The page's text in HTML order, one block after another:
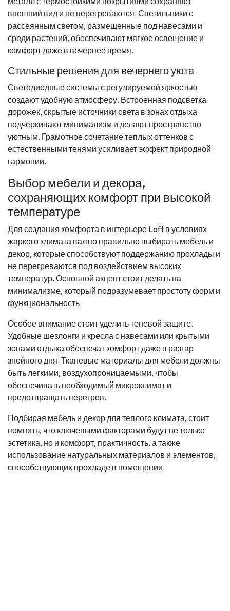
внешний вид и не перегреваются. Светильники с
рассеянным светом, размещенные под навесами и
среди растений, обеспечивают мягкое освещение и
комфорт даже в вечернее время.
Стильные решения для вечернего уюта
Светодиодные системы с регулируемой яркостью
создают удобную атмосферу. Встроенная подсветка
дорожек, скрытые источники света в зонах отдыха
подчеркивают минимализм и делают пространство
уютным. Грамотное сочетание теплых оттенков с
естественными тенями усиливает эффект природной
гармонии.
Выбор мебели и декора,
сохраняющих комфорт при высокой
температуре
Для создания комфорта в интерьере Loft в условиях
жаркого климата важно правильно выбирать мебель и
декор, которые способствуют поддержанию прохлады и
не перегреваются под воздействием высоких
температур. Основной акцент стоит делать на
минимализме, который подразумевает простоту форм и
функциональность.
Особое внимание стоит уделить теневой защите.
Удобные шезлонги и кресла с навесами или крытыми
зонами отдыха обеспечат комфорт даже в разгар
знойного дня. Тканевые материалы для мебели должны
быть легкими, воздухопроницаемыми, чтобы
обеспечивать необходимый микроклимат и
предотвращать перегрев.
Подбирая мебель и декор для теплого климата, стоит
помнить, что ключевыми факторами будут не только
эстетика, но и комфорт, практичность, а также
использование натуральных материалов и элементов,
способствующих прохладе в помещении.